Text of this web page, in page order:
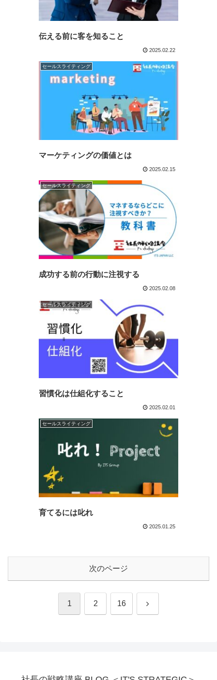
伝える前に客を知ること
2025.02.22
セールスライティング
マーケティングの価値とは
2025.02.15
セールスライティング
成功する前の行動に注視する
2025.02.08
セールスライティング
習慣化は仕組化すること
2025.02.01
セールスライティング
育てるには叱れ
2025.01.25
次のページ
1 2 16 次